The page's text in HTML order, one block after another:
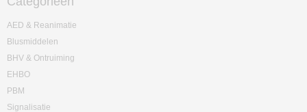
AED & Reanimatie
Blusmiddelen
BHV & Ontruiming
EHBO
PBM
Signalisatie